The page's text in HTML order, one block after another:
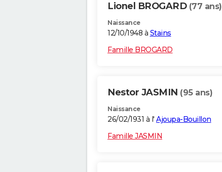
Lionel BROGARD (77 ans)
Naissance
12/10/1948 à Stains
Famille BROGARD
Nestor JASMIN (95 ans)
Naissance
26/02/1931 à l' Ajoupa-Bouillon
Famille JASMIN